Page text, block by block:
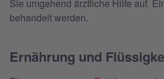
Sie umgehend ärztliche Hilfe auf.
behandelt werden.
Ernährung und